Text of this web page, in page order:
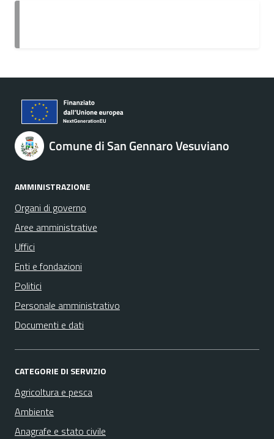
Comune di San Gennaro Vesuviano
AMMINISTRAZIONE
Organi di governo
Aree amministrative
Uffici
Enti e fondazioni
Politici
Personale amministrativo
Documenti e dati
CATEGORIE DI SERVIZIO
Agricoltura e pesca
Ambiente
Anagrafe e stato civile